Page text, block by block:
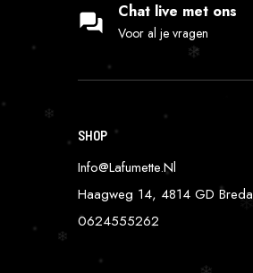
Chat live met ons
Voor al je vragen
SHOP
Info@lafumette.nl
Haagweg 14, 4814 GD Breda
0624555262